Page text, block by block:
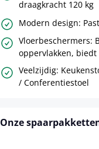
draagkracht 120 kg
Modern design:
Vloerbeschermers:
oppervlakken,
Veelzijdig:
/ Conferentiestoel
Onze